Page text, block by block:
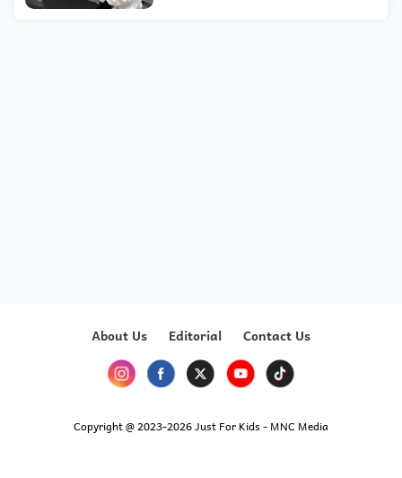
About Us Editorial Contact Us
Copyright @ 2023-2026 Just For Kids - MNC Media